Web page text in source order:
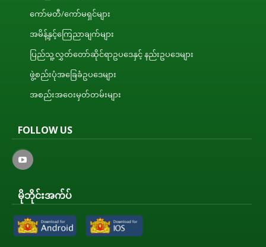
ကော်မတီ/ကော်မရှင်များ
အမိန့်နှင့်ကြေညာချက်များ
ပြည်သူ့လွှတ်တော်ဆိုင်ရာဥပဒေနှင့် နည်းဥပဒေများ
ဖွဲ့စည်းပုံအခြေခံဥပဒေများ
အစည်းအဝေးမှတ်တမ်းများ
FOLLOW US
မိုဘိုင်းအက်ပ်